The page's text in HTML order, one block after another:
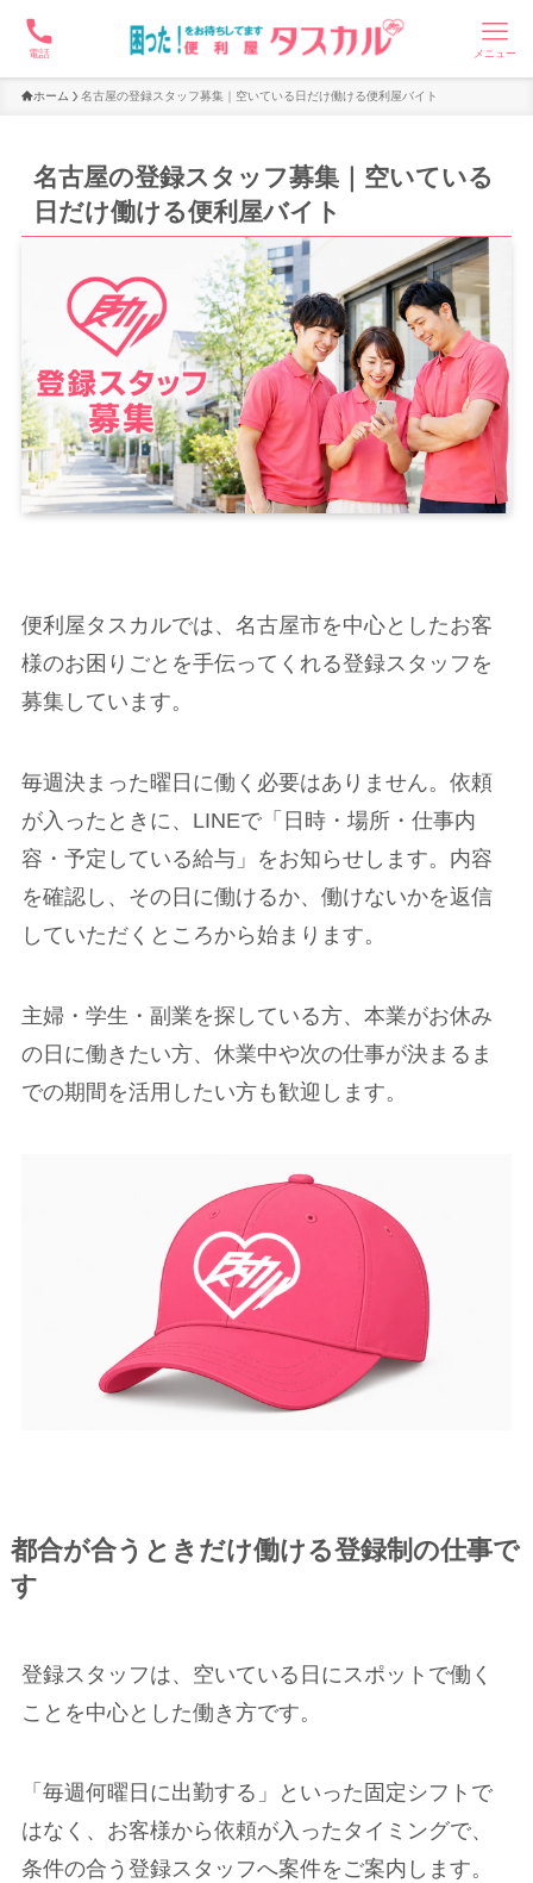
電話 メニュー
ホーム 名古屋の登録スタッフ募集｜空いている日だけ働ける便利屋バイト
名古屋の登録スタッフ募集｜空いている
日だけ働ける便利屋バイト
便利屋タスカルでは、名古屋市を中心としたお客
様のお困りごとを手伝ってくれる登録スタッフを
募集しています。
毎週決まった曜日に働く必要はありません。依頼
が入ったときに、LINEで「日時・場所・仕事内
容・予定している給与」をお知らせします。内容
を確認し、その日に働けるか、働けないかを返信
していただくところから始まります。
主婦・学生・副業を探している方、本業がお休み
の日に働きたい方、休業中や次の仕事が決まるま
での期間を活用したい方も歓迎します。
都合が合うときだけ働ける登録制の仕事で
す
登録スタッフは、空いている日にスポットで働く
ことを中心とした働き方です。
「毎週何曜日に出勤する」といった固定シフトで
はなく、お客様から依頼が入ったタイミングで、
条件の合う登録スタッフへ案件をご案内します。